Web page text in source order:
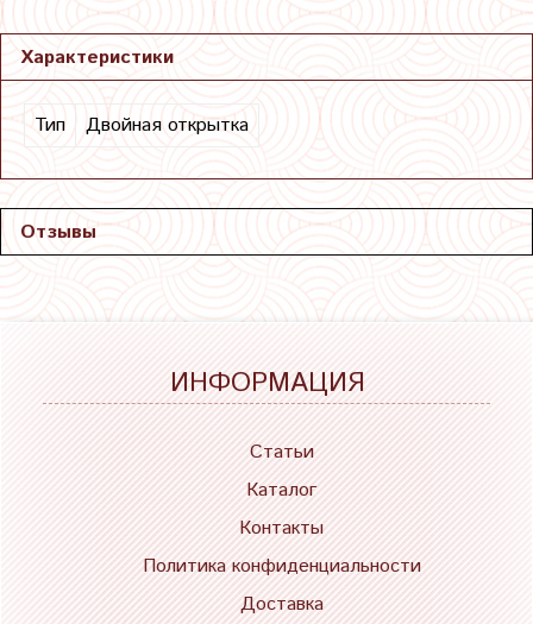
Характеристики
Тип Двойная открытка
Отзывы
ИНФОРМАЦИЯ
Статьи
Каталог
Контакты
Политика конфиденциальности
Доставка